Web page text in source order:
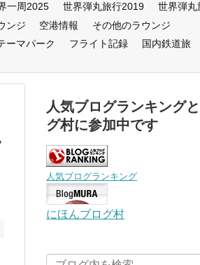
一周2025 世界弾丸旅行2019
世界弾丸
ンジ 空港情報
その他のラウンジ
ーマパーク フライト記録 国内鉄道旅
人気ブログランキング
グ村に参加中です
人気ブログランキング
にほんブログ村